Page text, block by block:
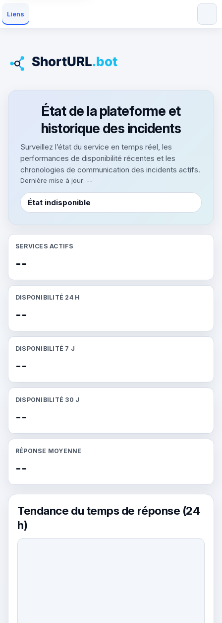
Liens
État de la plateforme et
historique des incidents
Surveillez l’état du service en temps réel, les
performances de disponibilité récentes et les
chronologies de communication des incidents actifs.
Dernière mise à jour: --
État indisponible
SERVICES ACTIFS
--
DISPONIBILITÉ 24 H
--
DISPONIBILITÉ 7 J
--
DISPONIBILITÉ 30 J
--
RÉPONSE MOYENNE
--
Tendance du temps de réponse (24
h)